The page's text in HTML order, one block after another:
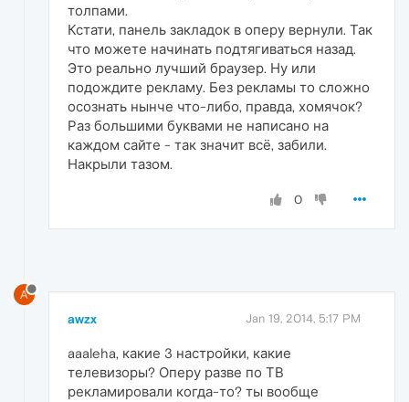
толпами.
Кстати, панель закладок в оперу вернули. Так
что можете начинать подтягиваться назад.
Это реально лучший браузер. Ну или
подождите рекламу. Без рекламы то сложно
осознать нынче что-либо, правда, хомячок?
Раз большими буквами не написано на
каждом сайте - так значит всё, забили.
Накрыли тазом.
0
A
awzx Jan 19, 2014, 5:17 PM
aaaleha, какие 3 настройки, какие
телевизоры? Оперу разве по ТВ
рекламировали когда-то? ты вообще